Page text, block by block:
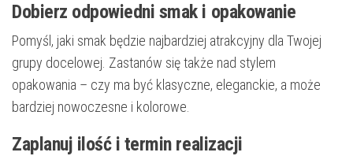
Dobierz odpowiedni smak i opakowanie
Pomyśl, jaki smak będzie najbardziej atrakcyjny dla Twojej
grupy docelowej. Zastanów się także nad stylem
opakowania – czy ma być klasyczne, eleganckie, a może
bardziej nowoczesne i kolorowe.
Zaplanuj ilość i termin realizacji